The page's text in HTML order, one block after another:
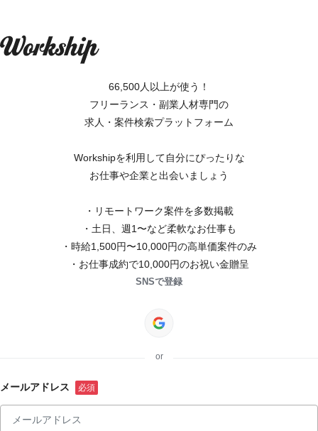
66,500人以上が使う！
フリーランス・副業人材専門の
求人・案件検索プラットフォーム
Workshipを利用して自分にぴったりな
お仕事や企業と出会いましょう
・リモートワーク案件を多数掲載
・土日、週1〜など柔軟なお仕事も
・時給1,500円〜10,000円の高単価案件のみ
・お仕事成約で10,000円のお祝い金贈呈
SNSで登録
or
メールアドレス